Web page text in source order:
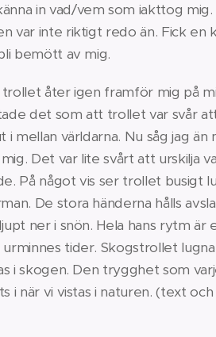
in vad/vem som iakttog
var inte riktigt redo än. Fick en
bemött av mig.
åter igen framför mig på
det som att trollet var svår
i mellan världarna. Nu såg jag
Det var lite svårt att urskilja
På något vis ser trollet busigt
De stora händerna hålls
ner i snön. Hela hans rytm är
tider. Skogstrollet
i skogen. Den trygghet som
i när vi vistas i naturen. (text